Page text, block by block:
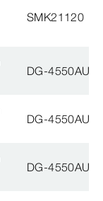
SMK21120
DG-
DG-
DG-